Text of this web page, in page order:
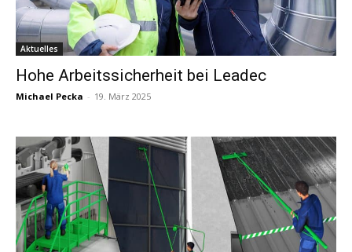
Aktuelles
Hohe Arbeitssicherheit bei Leadec
Michael Pecka - 19. März 2025